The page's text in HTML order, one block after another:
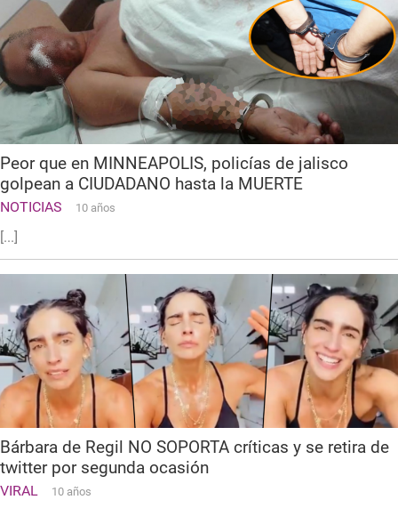
Peor que en MINNEAPOLIS, policías de jalisco
golpean a CIUDADANO hasta la MUERTE
NOTICIAS 10 años
[...]
Bárbara de Regil NO SOPORTA críticas y se retira de
twitter por segunda ocasión
VIRAL 10 años